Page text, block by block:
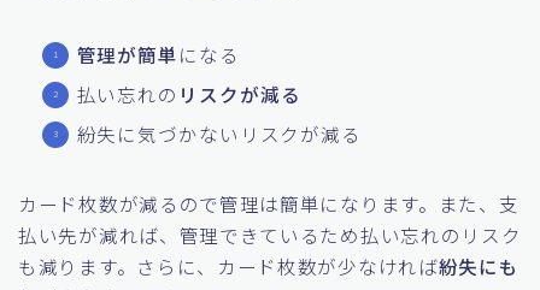
管理が簡単になる
払い忘れの リスクが減る
紛失に気づかないリスクが減る
カード枚数が減るので管理は簡単になります。また、支
払い先が減れば、管理できているため払い忘れのリスク
も減ります。さらに、カード枚数が少なければ紛失にも